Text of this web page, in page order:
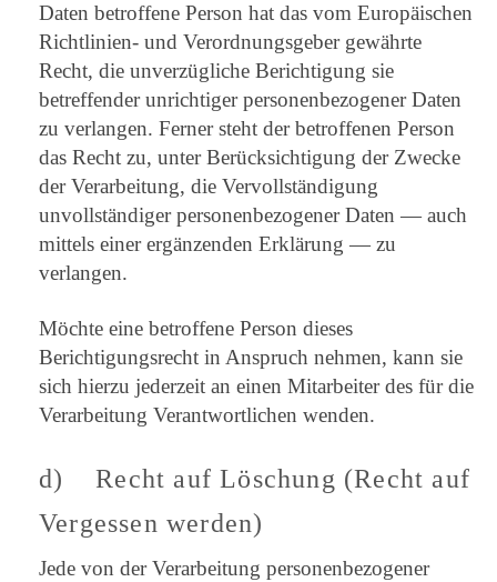
Daten betroffene Person hat das vom Europäischen
Richtlinien- und Verordnungsgeber gewährte
Recht, die unverzügliche Berichtigung sie
betreffender unrichtiger personenbezogener Daten
zu verlangen. Ferner steht der betroffenen Person
das Recht zu, unter Berücksichtigung der Zwecke
der Verarbeitung, die Vervollständigung
unvollständiger personenbezogener Daten — auch
mittels einer ergänzenden Erklärung — zu
verlangen.
Möchte eine betroffene Person dieses
Berichtigungsrecht in Anspruch nehmen, kann sie
sich hierzu jederzeit an einen Mitarbeiter des für die
Verarbeitung Verantwortlichen wenden.
d) Recht auf Löschung (Recht auf
Vergessen werden)
Jede von der Verarbeitung personenbezogener